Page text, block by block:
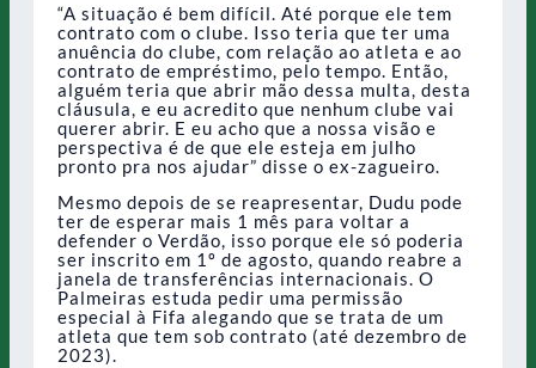
“A situação é bem difícil. Até porque ele tem
contrato com o clube. Isso teria que ter uma
anuência do clube, com relação ao atleta e ao
contrato de empréstimo, pelo tempo. Então,
alguém teria que abrir mão dessa multa, desta
cláusula, e eu acredito que nenhum clube vai
querer abrir. E eu acho que a nossa visão e
perspectiva é de que ele esteja em julho
pronto pra nos ajudar” disse o ex-zagueiro.
Mesmo depois de se reapresentar, Dudu pode
ter de esperar mais 1 mês para voltar a
defender o Verdão, isso porque ele só poderia
ser inscrito em 1º de agosto, quando reabre a
janela de transferências internacionais. O
Palmeiras estuda pedir uma permissão
especial à Fifa alegando que se trata de um
atleta que tem sob contrato (até dezembro de
2023).